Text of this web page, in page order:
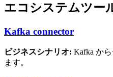
エコシステムツー
Kafka connector
ビジネスシナリオ: Kafka か
ます。